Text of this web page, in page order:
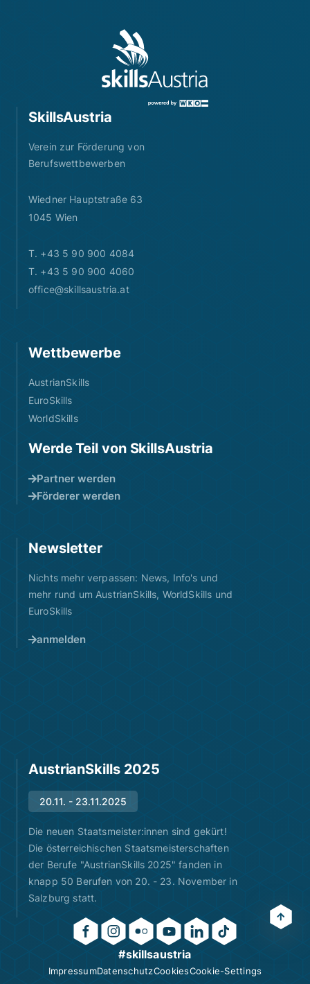
SkillsAustria
Verein zur Förderung von
Berufswettbewerben
Wiedner Hauptstraße 63
1045 Wien
T. +43 5 90 900 4084
T. +43 5 90 900 4060
office@skillsaustria.at
Wettbewerbe
AustrianSkills
EuroSkills
WorldSkills
Werde Teil von SkillsAustria
Partner werden
Förderer werden
Newsletter
Nichts mehr verpassen: News, Info's und
mehr rund um AustrianSkills, WorldSkills und
EuroSkills
anmelden
AustrianSkills 2025
20.11. - 23.11.2025
Die neuen Staatsmeister:innen sind gekürt!
Die österreichischen Staatsmeisterschaften
der Berufe "AustrianSkills 2025" fanden in
knapp 50 Berufen von 20. - 23. November in
Salzburg statt.
#skillsaustria
ImpressumDatenschutzCookiesCookie-Settings